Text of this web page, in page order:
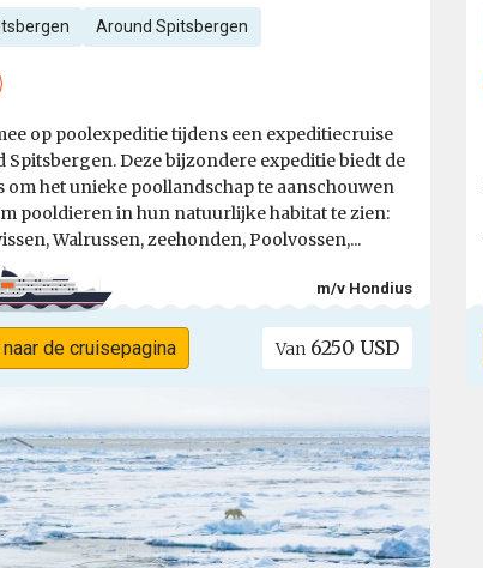
Around Spitsbergen
op poolexpeditie tijdens een expeditiecruise
Spitsbergen. Deze bijzondere expeditie biedt de
om het unieke poollandschap te aanschouwen
pooldieren in hun natuurlijke habitat te zien:
Walrussen, zeehonden, Poolvossen,...
m/v Hondius
naar de cruisepagina Van 6250 USD